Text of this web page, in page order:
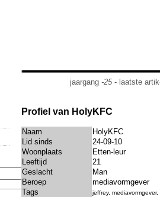
jaargang -25- laatste
Profiel van HolyKFC
Naam
HolyKFC
Lid sinds
24-09-10
Woonplaats
Etten-leur
Leeftijd
21
Geslacht
Man
Beroep
mediavormgever
Tags
jeffrey,